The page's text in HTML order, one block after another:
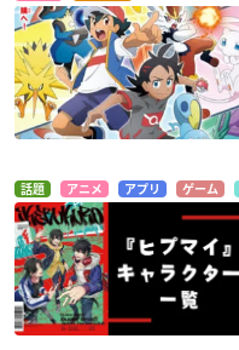
話題 アニメ アプリ ゲーム